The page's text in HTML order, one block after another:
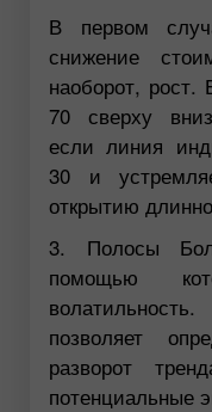
В первом
снижение
наоборот, рост.
70 сверху
если линия
30 и
открытию
3. Полосы
помощью
позволяет
разворот
потенциальные